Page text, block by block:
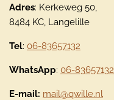
Adres: Kerkeweg 50,
8484 KC, Langelille
Tel: 06-83657132
WhatsApp: 06-83657132
E-mail: mail@qwille.nl